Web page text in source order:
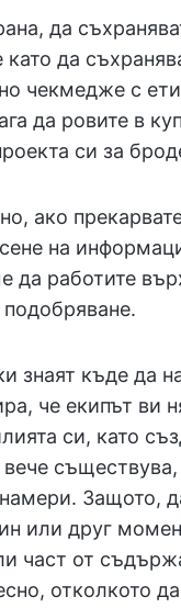
да
като да
чекмедже с
да ровите в
си за
ако
на
да работите
знаят къде да
че екипът ви
си, като
Защото,
или друг
част от
отколкото